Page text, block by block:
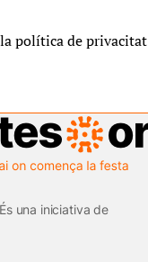
la política de privacitat
És una iniciativa de